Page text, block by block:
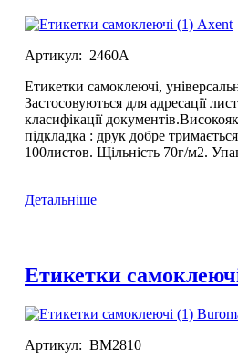
Артикул: 2460А
Етикетки самоклеючі,
Застосовуються для адресації
класифікації
підкладка : друк добре
100листов. Щільність 70г/м2.
Детальніше
Етикетки
Артикул: BM2810